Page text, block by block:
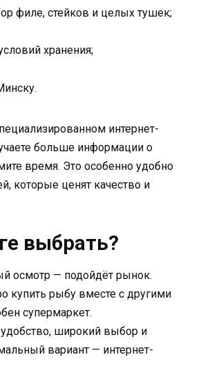
филе, стейков и целых тушек;
хранения;
интернет-
больше информации о
время. Это особенно удобно
которые ценят качество и
выбрать?
осмотр — подойдёт рынок.
купить рыбу вместе с другими
супермаркет.
удобство, широкий выбор и
вариант — интернет-